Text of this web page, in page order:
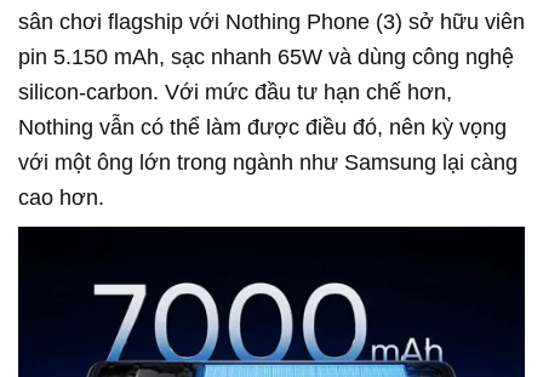
sân chơi flagship với Nothing Phone (3) sở hữu viên
pin 5.150 mAh, sạc nhanh 65W và dùng công nghệ
silicon-carbon. Với mức đầu tư hạn chế hơn,
Nothing vẫn có thể làm được điều đó, nên kỳ vọng
với một ông lớn trong ngành như Samsung lại càng
cao hơn.